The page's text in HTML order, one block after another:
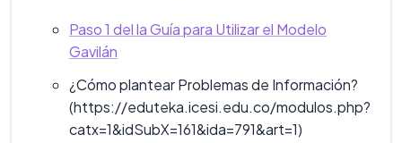
Paso 1 del la Guía para Utilizar el Modelo
Gavilán
¿Cómo plantear Problemas de Información?
(https://eduteka.icesi.edu.co/modulos.php?
catx=1&idSubX=161&ida=791&art=1)